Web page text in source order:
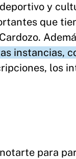
y
que
instancias,
los
para